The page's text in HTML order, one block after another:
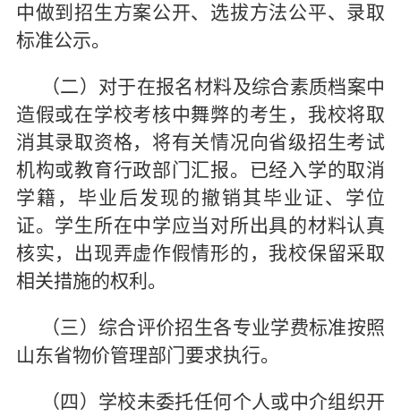
中做到招生方案公开、选拔方法公平、录取
标准公示。
（二）对于在报名材料及综合素质档案中
造假或在学校考核中舞弊的考生，我校将取
消其录取资格，将有关情况向省级招生考试
机构或教育行政部门汇报。已经入学的取消
学籍，毕业后发现的撤销其毕业证、学位
证。学生所在中学应当对所出具的材料认真
核实，出现弄虚作假情形的，我校保留采取
相关措施的权利。
（三）综合评价招生各专业学费标准按照
山东省物价管理部门要求执行。
（四）学校未委托任何个人或中介组织开